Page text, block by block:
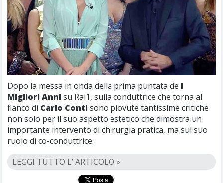
Dopo la messa in onda della prima puntata de I
Migliori Annisu Rai1, sulla conduttrice che torna al
fianco di Carlo Contisono piovute tantissime critiche
non solo per il suo aspetto estetico che dimostra un
importante intervento di chirurgia pratica, ma sul suo
ruolo di co-conduttrice.
LEGGI TUTTO L’ ARTICOLO »